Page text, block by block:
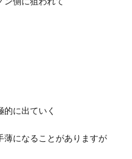
に出ていく
薄になることがありますが